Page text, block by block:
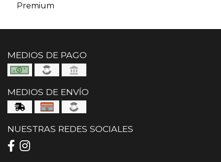
Premium
MEDIOS DE PAGO
MEDIOS DE ENVÍO
NUESTRAS REDES SOCIALES